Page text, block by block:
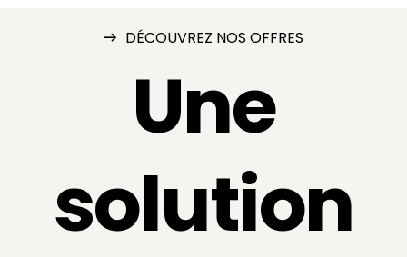
DÉCOUVREZ NOS OFFRES
Une
solution